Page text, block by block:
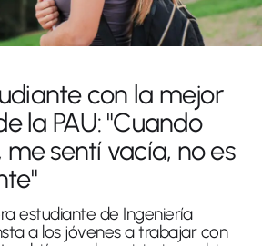
con la mejor
la PAU: "Cuando
sentí vacía, no es
estudiante de Ingeniería
a los jóvenes a trabajar con